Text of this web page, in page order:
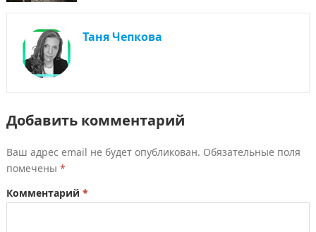
Таня Чепкова
Добавить комментарий
Ваш адрес email не будет опубликован. Обязательные поля
помечены *
Комментарий *